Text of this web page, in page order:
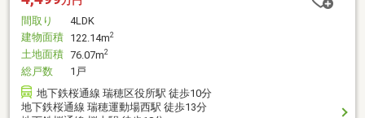
間取り
4LDK
建物面積 122.14m2
土地面積 76.07m2
総戸数
1戸
地下鉄桜通線 瑞穂区役所駅 徒歩10分
地下鉄桜通線 瑞穂運動場西駅 徒歩13分